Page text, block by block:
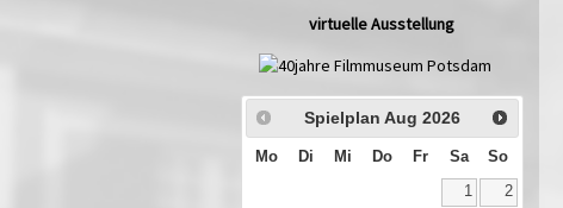
virtuelle Ausstellung
Spielplan Aug 2026
Mo Di Mi Do Fr Sa So
1
2